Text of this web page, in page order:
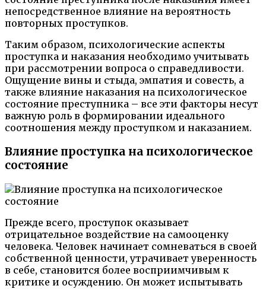
непосредственное влияние на вероятность
повторных проступков.
Таким образом, психологические аспекты
проступка и наказания необходимо учитывать
при рассмотрении вопроса о справедливости.
Ощущение вины и стыда, эмпатия и совесть, а
также влияние наказания на психологическое
состояние преступника – все эти факторы несут
важную роль в формировании идеального
соотношения между проступком и наказанием.
Влияние проступка на психологическое
состояние
Прежде всего, проступок оказывает
отрицательное воздействие на самооценку
человека. Человек начинает сомневаться в своей
собственной ценности, утрачивает уверенность
в себе, становится более восприимчивым к
критике и осуждению. Он может испытывать